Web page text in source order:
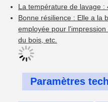
La température de lavage :
Bonne résilience : Elle a la
employée pour l'impression
du bois, etc.
Paramètres